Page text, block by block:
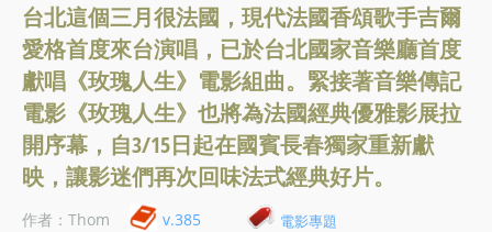
台北這個三月很法國，現代法國香頌歌手吉爾
愛格首度來台演唱，已於台北國家音樂廳首度
獻唱《玫瑰人生》電影組曲。緊接著音樂傳記
電影《玫瑰人生》也將為法國經典優雅影展拉
開序幕，自3/15日起在國賓長春獨家重新獻
映，讓影迷們再次回味法式經典好片。
作者：Thom v.385 電影專題